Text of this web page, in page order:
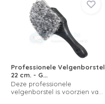
Professionele Velgenborstel
22 cm. - G...
Deze professionele
velgenborstel is voorzien va...